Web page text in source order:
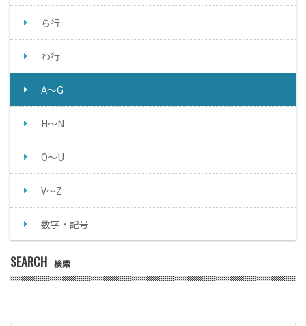
ら行
わ行
A～G
H～N
O～U
V～Z
数字・記号
SEARCH 検索